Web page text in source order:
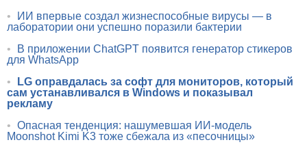
•
ИИ впервые создал жизнеспособные вирусы — в
лаборатории они успешно поразили бактерии
•
В приложении ChatGPT появится генератор стикеров
для WhatsApp
•
LG оправдалась за софт для мониторов, который
сам устанавливался в Windows и показывал
рекламу
• Опасная тенденция: нашумевшая ИИ-модель
Moonshot Kimi K3 тоже сбежала из «песочницы»